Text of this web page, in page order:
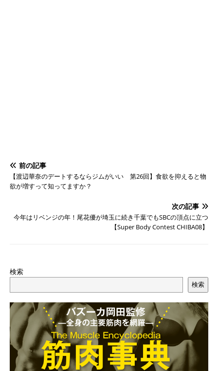
前の記事
【渡辺華奈のデートするならジムがいい 第26回】食欲を抑えると物
欲が増すって知ってますか？
次の記事
今年はリベンジの年！尾花優が埼玉に続き千葉でもSBCの頂点に立つ
【Super Body Contest CHIBA08】
検索
検索